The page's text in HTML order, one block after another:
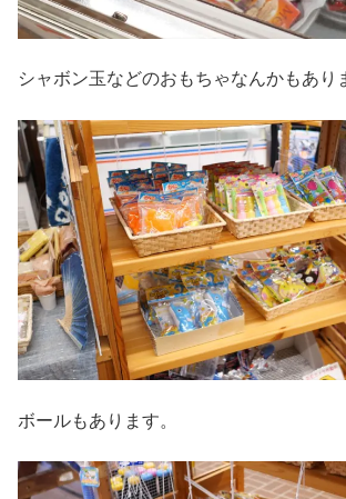
シャボン玉などのおもちゃなんかもあり
ボールもあります。